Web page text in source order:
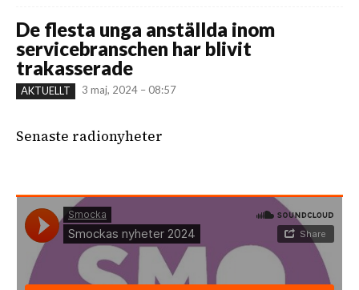
De flesta unga anställda inom
servicebranschen har blivit
trakasserade
AKTUELLT 3 maj, 2024 – 08:57
Senaste radionyheter